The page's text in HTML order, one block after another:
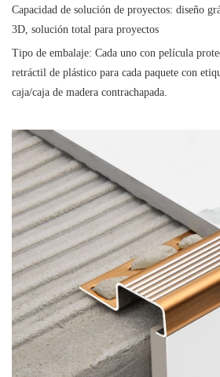
Capacidad de solución de proyectos: diseño
3D, solución total para proyectos
Tipo de embalaje: Cada uno con película
retráctil de plástico para cada paquete con
caja/caja de madera contrachapada.